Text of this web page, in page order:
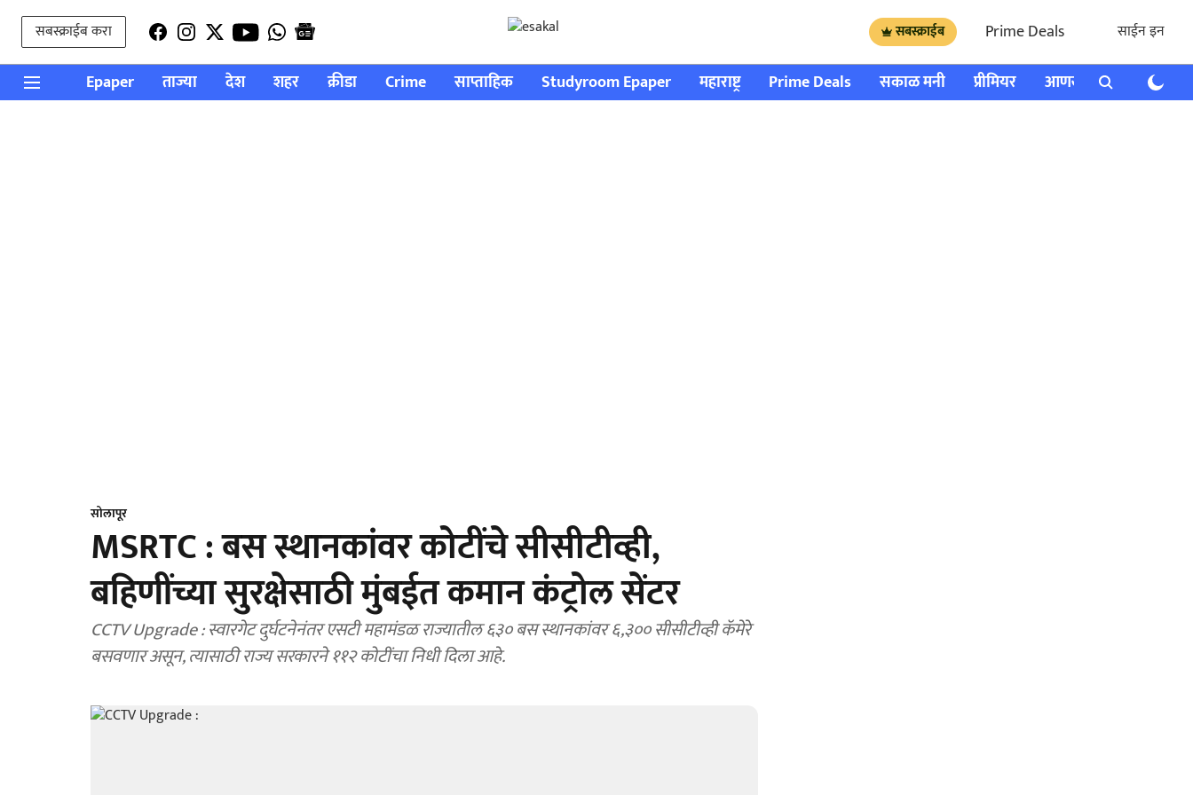
सबस्क्राईब करा सबस्क्राईब Prime Deals साईन इन
Epaper ताज्या देश शहर क्रीडा Crime साप्ताहिक Studyroom Epaper महाराष्ट्र Prime Deals सकाळ मनी प्रीमियर आणखी राशी भविष्य
सोलापूर
MSRTC : बस स्थानकांवर कोटींचे सीसीटीव्ही,
बहिणींच्या सुरक्षेसाठी मुंबईत कमान कंट्रोल सेंटर
CCTV Upgrade : स्वारगेट दुर्घटनेनंतर एसटी महामंडळ राज्यातील ६३० बस स्थानकांवर ६,३०० सीसीटीव्ही कॅमेरे
बसवणार असून, त्यासाठी राज्य सरकारने ११२ कोटींचा निधी दिला आहे.